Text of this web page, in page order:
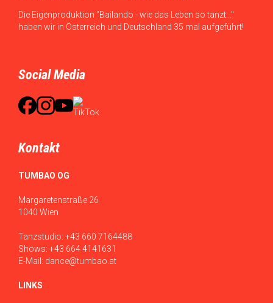
Die Eigenproduktion "Bailando - wie das Leben so tanzt..."
haben wir in Österreich und Deutschland 35 mal aufgeführt!
Social Media
Kontakt
TUMBAO OG
Margaretenstraße 26
1040 Wien
Tanzstudio: +43 660 7164488
Shows: +43 664 4141631
E-Mail: dance@tumbao.at
LINKS